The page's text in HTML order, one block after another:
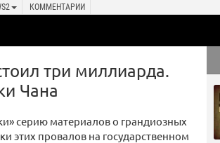
КОММЕНТАРИИ
три миллиарда.
Чана
серию материалов о грандиозных
этих провалов на государственном